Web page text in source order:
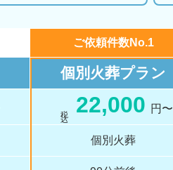
ご依頼件数No.1
個別火葬プラン
22,000 円〜
個別火葬